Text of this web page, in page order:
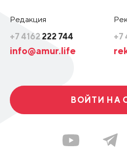
Редакция
+7 4162 222 744
info@amur.life
+7
ВОЙТИ НА